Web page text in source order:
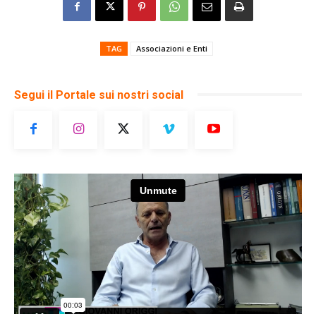
TAG Associazioni e Enti
Segui il Portale sui nostri social